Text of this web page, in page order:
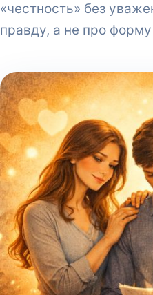
«честность» без
правду, а не про